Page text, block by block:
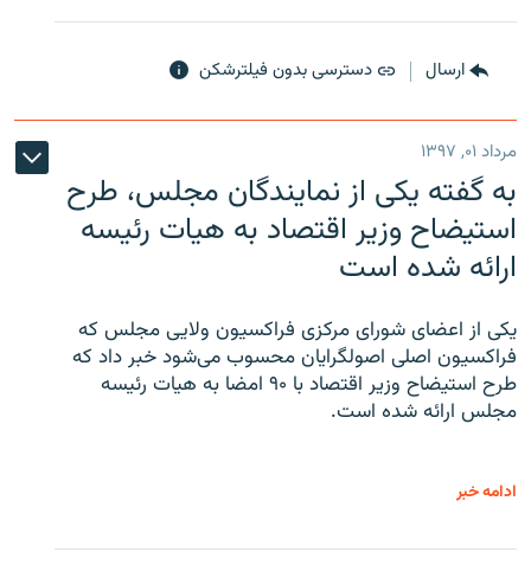
ارسال دسترسی بدون فیلترشکن
مرداد ۰۱, ۱۳۹۷
به گفته یکی از نمایندگان مجلس، طرح
استیضاح وزیر اقتصاد به هیات رئیسه
ارائه شده است
یکی از اعضای شورای مرکزی فراکسیون ولایی مجلس که
فراکسیون اصلی اصولگرایان محسوب می‌شود خبر داد که
طرح استیضاح وزیر اقتصاد با ۹۰ امضا به هیات رئیسه
مجلس ارائه شده است.
ادامه خبر